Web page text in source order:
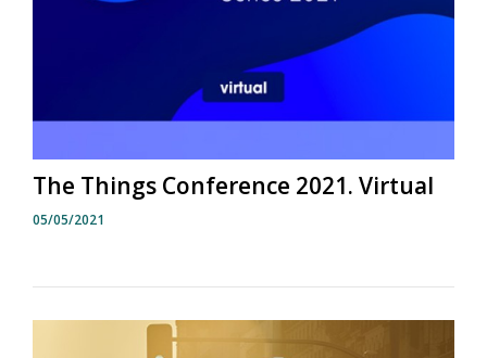
The Things Conference 2021. Virtual
05/05/2021